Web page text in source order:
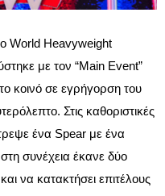
World Heavyweight
με τον “Main Event”
κοινό σε εγρήγορση του
Στις καθοριστικές
ένα Spear με ένα
συνέχεια έκανε δύο
να κατακτήσει επιτέλους